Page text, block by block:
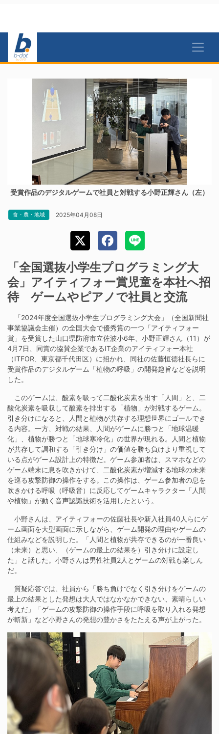
受賞作品のデジタルゲームで社員と対戦する小野正輝さん（左）
食・農・地域 2025年04月08日
「全国選抜小学生プログラミング大
会」アイティフォー賞児童を本社へ招
待 ゲームやピアノで社員と交流
「2024年度全国選抜小学生プログラミング大会」（全国新聞社
事業協議会主催）の全国大会で優秀賞の一つ「アイティフォー
賞」を受賞した山口県防府市立佐波小6年、小野正輝さん（11）が
4月7日、同賞の協賛企業であるIT企業のアイティフォー本社
（ITFOR、東京都千代田区）に招かれ、同社の佐藤恒徳社長らに
受賞作品のデジタルゲーム「植物の呼吸」の開発趣旨などを説明
した。
このゲームは、酸素を吸って二酸化炭素を出す「人間」と、二
酸化炭素を吸収して酸素を排出する「植物」が対戦するゲーム。
引き分けになると、人間と植物が共存する理想世界にゴールでき
る内容。一方、対戦の結果、人間がゲームに勝つと「地球温暖
化」、植物が勝つと「地球寒冷化」の世界が現れる。人間と植物
が共存して調和する「引き分け」の価値を勝ち負けより重視して
いる点がゲーム設計上の特徴だ。ゲーム参加者は、スマホなどの
ゲーム端末に息を吹きかけて、二酸化炭素が増減する地球の未来
を巡る攻撃防御の操作をする。この操作は、ゲーム参加者の息を
吹きかける呼吸（呼吸音）に反応してゲームキャラクター「人間
や植物」が動く音声認識技術を活用したという。
小野さんは、アイティフォーの佐藤社長や新入社員40人らにゲ
ーム画面を大型画面に示しながら、ゲーム開発の理由やゲームの
仕組みなどを説明した。「人間と植物が共存できるのが一番良い
（未来）と思い、（ゲームの最上の結果を）引き分けに設定し
た」と話した。小野さんは男性社員2人とゲームの対戦も楽しん
だ。
質疑応答では、社員から「勝ち負けでなく引き分けをゲームの
最上の結果とした発想は大人ではなかなかできない、素晴らしい
考えだ」「ゲームの攻撃防御の操作手段に呼吸を取り入れる発想
が斬新」など小野さんの発想の豊かさをたたえる声が上がった。